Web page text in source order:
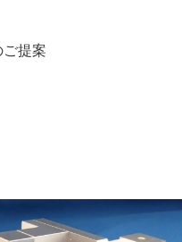
提案